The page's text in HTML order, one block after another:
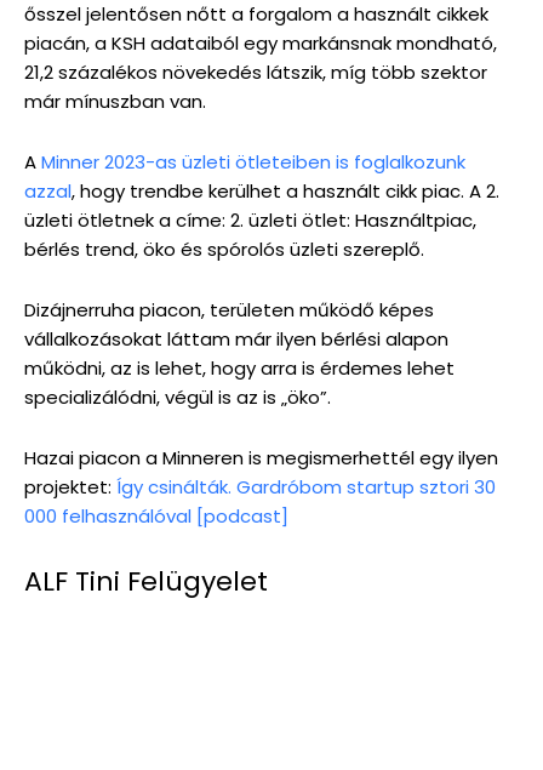
ősszel jelentősen nőtt a forgalom a használt cikkek
piacán, a KSH adataiból egy markánsnak mondható,
21,2 százalékos növekedés látszik, míg több szektor
már mínuszban van.
AMinner 2023-as üzleti ötleteiben is foglalkozunk
azzal, hogy trendbe kerülhet a használt cikk piac. A 2.
üzleti ötletnek a címe: 2. üzleti ötlet: Használtpiac,
bérlés trend, öko és spórolós üzleti szereplő.
Dizájnerruha piacon, területen működő képes
vállalkozásokat láttam már ilyen bérlési alapon
működni, az is lehet, hogy arra is érdemes lehet
specializálódni, végül is az is „öko”.
Hazai piacon a Minneren is megismerhettél egy ilyen
projektet: Így csinálták. Gardróbom startup sztori 30
000 felhasználóval [podcast]
ALF Tini Felügyelet